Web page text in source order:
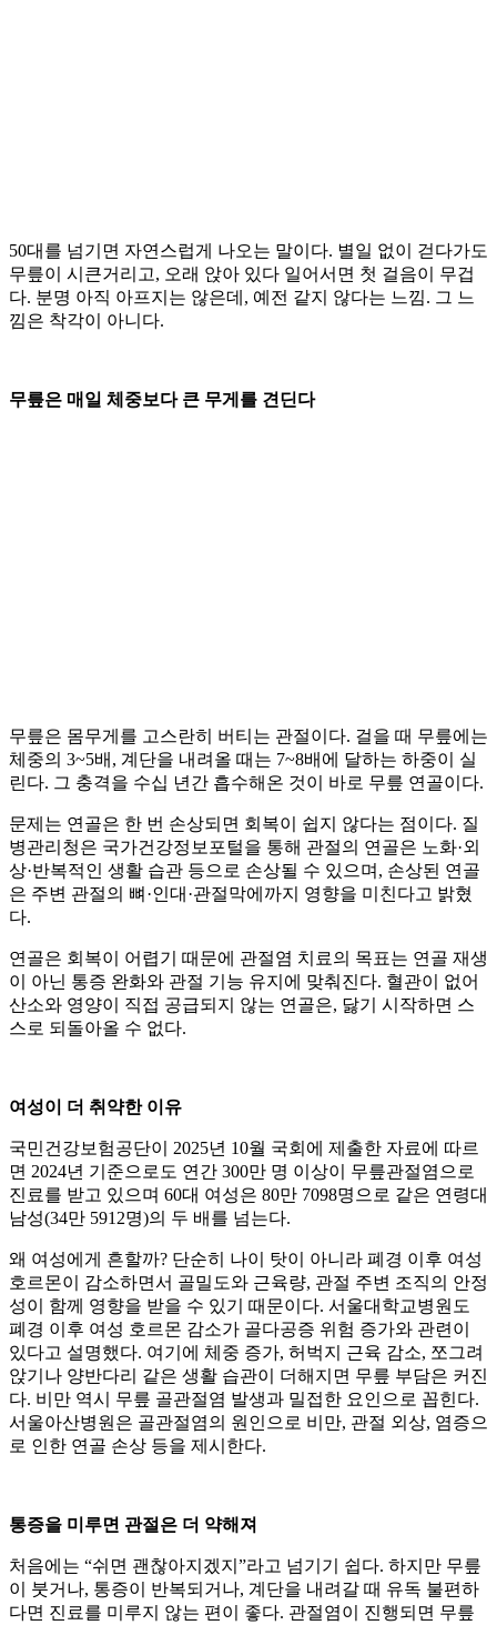
50대를 넘기면 자연스럽게 나오는 말이다. 별일 없이 걷다가도
무릎이 시큰거리고, 오래 앉아 있다 일어서면 첫 걸음이 무겁
다. 분명 아직 아프지는 않은데, 예전 같지 않다는 느낌. 그 느
낌은 착각이 아니다.
무릎은 매일 체중보다 큰 무게를 견딘다
무릎은 몸무게를 고스란히 버티는 관절이다. 걸을 때 무릎에는
체중의 3~5배, 계단을 내려올 때는 7~8배에 달하는 하중이 실
린다. 그 충격을 수십 년간 흡수해온 것이 바로 무릎 연골이다.
문제는 연골은 한 번 손상되면 회복이 쉽지 않다는 점이다. 질
병관리청은 국가건강정보포털을 통해 관절의 연골은 노화·외
상·반복적인 생활 습관 등으로 손상될 수 있으며, 손상된 연골
은 주변 관절의 뼈·인대·관절막에까지 영향을 미친다고 밝혔
다.
연골은 회복이 어렵기 때문에 관절염 치료의 목표는 연골 재생
이 아닌 통증 완화와 관절 기능 유지에 맞춰진다. 혈관이 없어
산소와 영양이 직접 공급되지 않는 연골은, 닳기 시작하면 스
스로 되돌아올 수 없다.
여성이 더 취약한 이유
국민건강보험공단이 2025년 10월 국회에 제출한 자료에 따르
면 2024년 기준으로도 연간 300만 명 이상이 무릎관절염으로
진료를 받고 있으며 60대 여성은 80만 7098명으로 같은 연령대
남성(34만 5912명)의 두 배를 넘는다.
왜 여성에게 흔할까? 단순히 나이 탓이 아니라 폐경 이후 여성
호르몬이 감소하면서 골밀도와 근육량, 관절 주변 조직의 안정
성이 함께 영향을 받을 수 있기 때문이다. 서울대학교병원도
폐경 이후 여성 호르몬 감소가 골다공증 위험 증가와 관련이
있다고 설명했다. 여기에 체중 증가, 허벅지 근육 감소, 쪼그려
앉기나 양반다리 같은 생활 습관이 더해지면 무릎 부담은 커진
다. 비만 역시 무릎 골관절염 발생과 밀접한 요인으로 꼽힌다.
서울아산병원은 골관절염의 원인으로 비만, 관절 외상, 염증으
로 인한 연골 손상 등을 제시한다.
통증을 미루면 관절은 더 약해져
처음에는 “쉬면 괜찮아지겠지”라고 넘기기 쉽다. 하지만 무릎
이 붓거나, 통증이 반복되거나, 계단을 내려갈 때 유독 불편하
다면 진료를 미루지 않는 편이 좋다. 관절염이 진행되면 무릎